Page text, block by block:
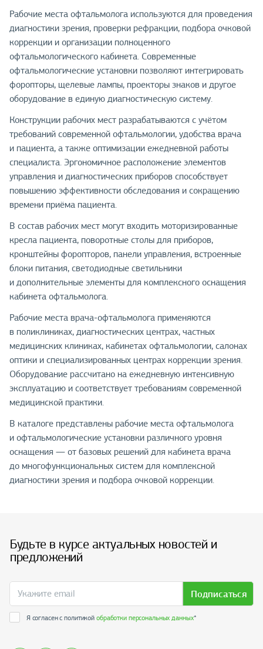
Рабочие места офтальмолога используются для проведения
диагностики зрения, проверки рефракции, подбора очковой
коррекции и организации полноценного
офтальмологического кабинета. Современные
офтальмологические установки позволяют интегрировать
форопторы, щелевые лампы, проекторы знаков и другое
оборудование в единую диагностическую систему.
Конструкции рабочих мест разрабатываются с учётом
требований современной офтальмологии, удобства врача
и пациента, а также оптимизации ежедневной работы
специалиста. Эргономичное расположение элементов
управления и диагностических приборов способствует
повышению эффективности обследования и сокращению
времени приёма пациента.
В состав рабочих мест могут входить моторизированные
кресла пациента, поворотные столы для приборов,
кронштейны форопторов, панели управления, встроенные
блоки питания, светодиодные светильники
и дополнительные элементы для комплексного оснащения
кабинета офтальмолога.
Рабочие места врача-офтальмолога применяются
в поликлиниках, диагностических центрах, частных
медицинских клиниках, кабинетах офтальмологии, салонах
оптики и специализированных центрах коррекции зрения.
Оборудование рассчитано на ежедневную интенсивную
эксплуатацию и соответствует требованиям современной
медицинской практики.
В каталоге представлены рабочие места офтальмолога
и офтальмологические установки различного уровня
оснащения — от базовых решений для кабинета врача
до многофункциональных систем для комплексной
диагностики зрения и подбора очковой коррекции.
Будьте в курсе актуальных новостей и
предложений
Подписаться
Я согласен с политикойобработки персональных данных*